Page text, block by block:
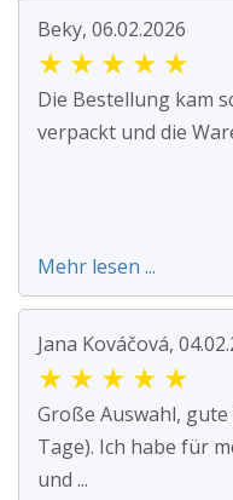
Beky, 06.02.2026
★ ★ ★ ★ ★
Die Bestellung kam
verpackt und die
Mehr lesen ...
Jana Kováčová,
★ ★ ★ ★ ★
Große Auswahl,
Tage). Ich habe für
und ...